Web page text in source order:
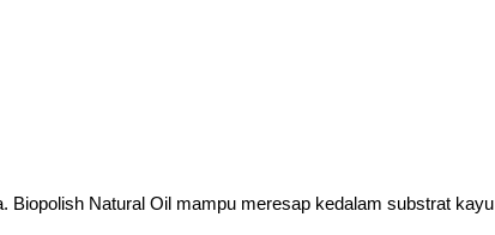
Biopolish Natural Oil mampu meresap kedalam substrat kayu